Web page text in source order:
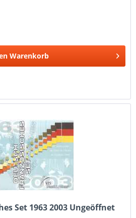
Warenkorb
Set 1963 2003 Ungeöffnet